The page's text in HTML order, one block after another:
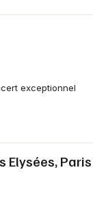
exceptionnel
Elysées, Paris